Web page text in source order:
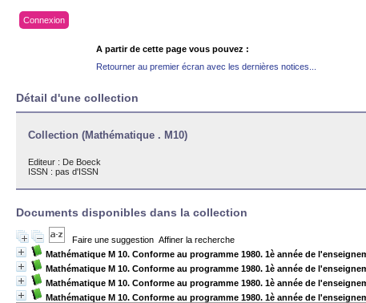
Connexion
A partir de cette page vous pouvez :
Retourner au premier écran avec les dernières notices...
Détail d'une collection
Collection (Mathématique . M10)
Editeur : De Boeck
ISSN : pas d'ISSN
Documents disponibles dans la collection
Faire une suggestion Affiner la recherche
Mathématique M 10. Conforme au programme 1980. 1è année de
Mathématique M 10. Conforme au programme 1980. 1è année de
Mathématique M 10. Conforme au programme 1980. 1è année de
Mathématique M 10. Conforme au programme 1980. 1è année de